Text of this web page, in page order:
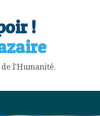
!
de l'Humanité.